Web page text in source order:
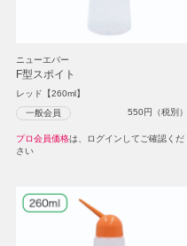
ニューエバー
F型スポイト
レッド【260ml】
一般会員 550円（税別）
プロ会員価格は、ログインしてご確認くだ
さい